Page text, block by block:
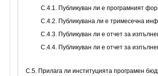
С.4.1. Публикуван ли е програмният
С.4.2. Публикувана ли е тримесечна
С.4.3. Публикуван ли е отчет за
С.4.4. Публикуван ли е отчет за
С.5. Прилага ли институцията програмен